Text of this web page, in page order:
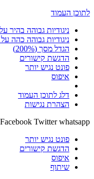
לתוכן העמוד
ניגודיות גבוהה בהיר
ניגודיות גבוהה כהה
הגדל מסך (200%)
הדגשת קישורים
פונט נגיש יותר
איפוס
דלג לתוכן העמוד
הצהרת נגישות
Facebook Twitter whatsapp
פונט נגיש יותר
הדגשת קישורים
איפוס
שיתוף